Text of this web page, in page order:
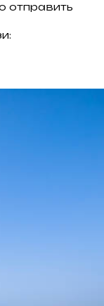
отправить